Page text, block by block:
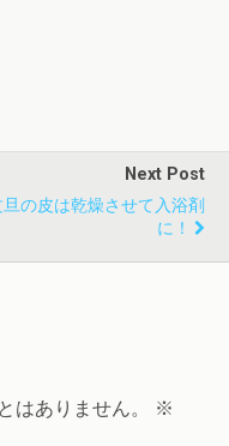
Next Post
旦の皮は乾燥させて入浴剤
に！
はありません。
※